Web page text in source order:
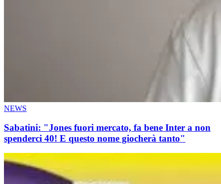
NEWS
Sabatini: "Jones fuori mercato, fa bene Inter a non
spenderci 40! E questo nome giocherà tanto"